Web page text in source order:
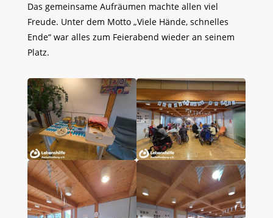
Das gemeinsame Aufräumen machte allen viel
Freude. Unter dem Motto „Viele Hände, schnelles
Ende“ war alles zum Feierabend wieder an seinem
Platz.